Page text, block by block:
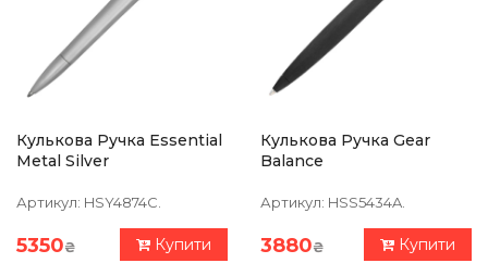
Кулькова Ручка Essential
Metal Silver
Артикул: HSY4874C.
5350₴ Купити
Кулькова Ручка Gear
Balance
Артикул: HSS5434A.
3880₴ Купити